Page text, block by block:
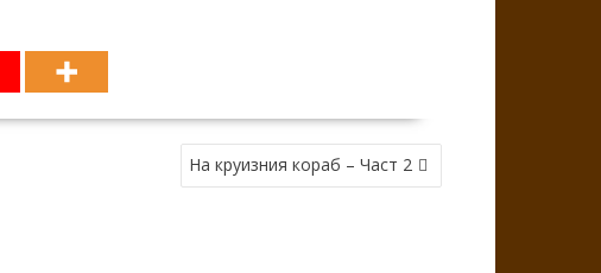
На круизния кораб – Част 2